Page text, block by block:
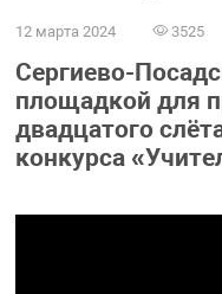
12 марта 2024 3525
Сергиево-
площадкой для
двадцатого
конкурса